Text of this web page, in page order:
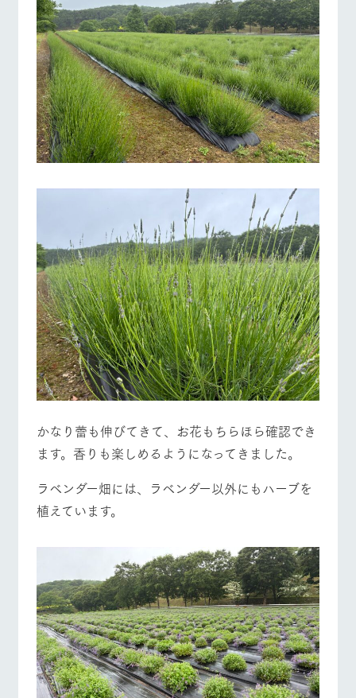
かなり蕾も伸びてきて、お花もちらほら確認でき
ます。香りも楽しめるようになってきました。
ラベンダー畑には、ラベンダー以外にもハーブを
植えています。